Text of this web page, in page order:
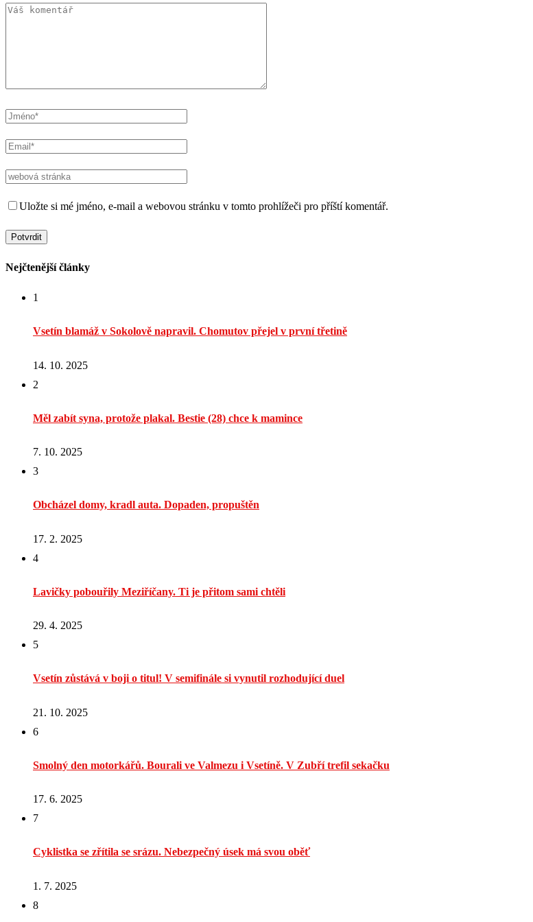
Uložte si mé jméno, e-mail a webovou stránku v tomto prohlížeči pro příští komentář.
Nejčtenější články
1
Vsetín blamáž v Sokolově napravil. Chomutov přejel v první třetině
14. 10. 2025
2
Měl zabít syna, protože plakal. Bestie (28) chce k mamince
7. 10. 2025
3
Obcházel domy, kradl auta. Dopaden, propuštěn
17. 2. 2025
4
Lavičky pobouřily Meziříčany. Ti je přitom sami chtěli
29. 4. 2025
5
Vsetín zůstává v boji o titul! V semifinále si vynutil rozhodující duel
21. 10. 2025
6
Smolný den motorkářů. Bourali ve Valmezu i Vsetíně. V Zubří trefil sekačku
17. 6. 2025
7
Cyklistka se zřítila se srázu. Nebezpečný úsek má svou oběť
1. 7. 2025
8